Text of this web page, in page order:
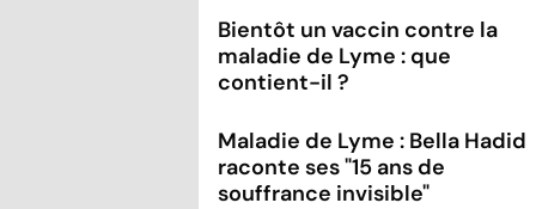
Bientôt un vaccin contre la
maladie de Lyme : que
contient-il ?
Maladie de Lyme : Bella Hadid
raconte ses "15 ans de
souffrance invisible"